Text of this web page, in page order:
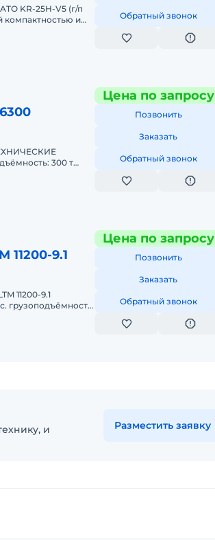
компактностью и
Обратный звонок
300 т
Цена по запросу
Позвонить
Заказать
Обратный звонок
11200-9.1
грузоподъёмность:
Цена по запросу
Позвонить
Заказать
Обратный звонок
и
Разместить заявку